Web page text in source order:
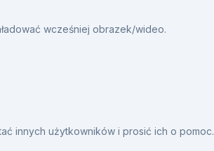
wcześniej obrazek/wideo.
innych użytkowników i prosić ich o pomoc.